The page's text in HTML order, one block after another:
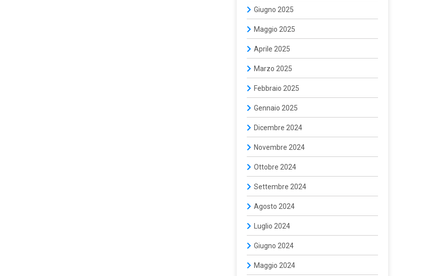
Giugno 2025
Maggio 2025
Aprile 2025
Marzo 2025
Febbraio 2025
Gennaio 2025
Dicembre 2024
Novembre 2024
Ottobre 2024
Settembre 2024
Agosto 2024
Luglio 2024
Giugno 2024
Maggio 2024